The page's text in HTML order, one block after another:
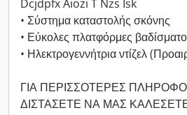
Dcjdpfx Aiozi T Nzs Isk
• Σύστημα καταστολής σκόνης
• Εύκολες πλατφόρμες
• Ηλεκτρογεννήτρια ντίζελ
ΓΙΑ ΠΕΡΙΣΣΟΤΕΡΕΣ
ΔΙΣΤΑΣΕΤΕ ΝΑ ΜΑΣ